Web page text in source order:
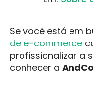
Se você está em
de e-commerce
profissionalizar a
conhecer a